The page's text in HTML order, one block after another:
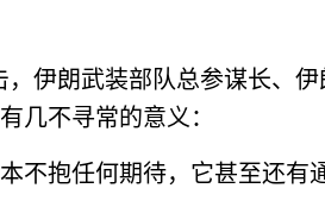
伊朗武装部队总参谋长、伊
几不寻常的意义：
抱任何期待，它甚至还有